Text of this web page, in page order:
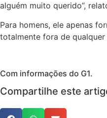
alguém muito querido”,
Para homens, ele apenas
totalmente fora de
Com informações do G1.
Compartilhe este